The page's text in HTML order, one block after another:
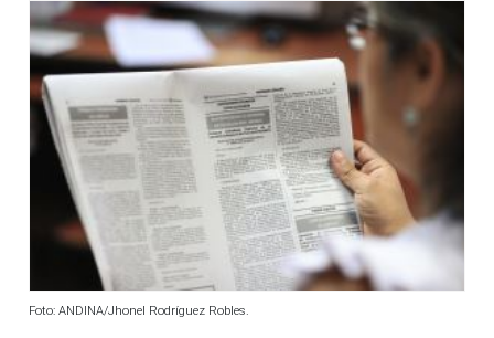
Foto: ANDINA/Jhonel Rodríguez Robles.